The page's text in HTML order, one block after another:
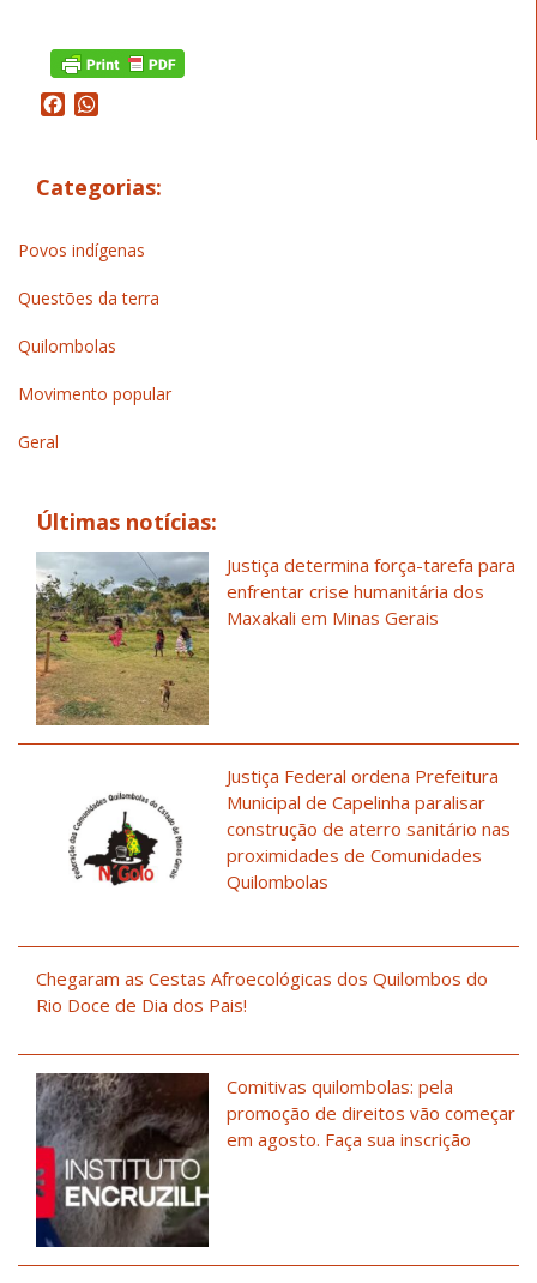
Facebook
Categorias:
Povos indígenas
Questões da terra
Quilombolas
Movimento popular
Geral
Últimas notícias:
Justiça determina força-tarefa para
enfrentar crise humanitária dos
Maxakali em Minas Gerais
Justiça Federal ordena Prefeitura
Municipal de Capelinha paralisar
construção de aterro sanitário nas
proximidades de Comunidades
Quilombolas
Chegaram as Cestas Afroecológicas dos Quilombos do
Rio Doce de Dia dos Pais!
Comitivas quilombolas: pela
promoção de direitos vão começar
em agosto. Faça sua inscrição